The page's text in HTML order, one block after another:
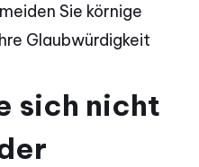
Sie körnige
Glaubwürdigkeit
sich nicht